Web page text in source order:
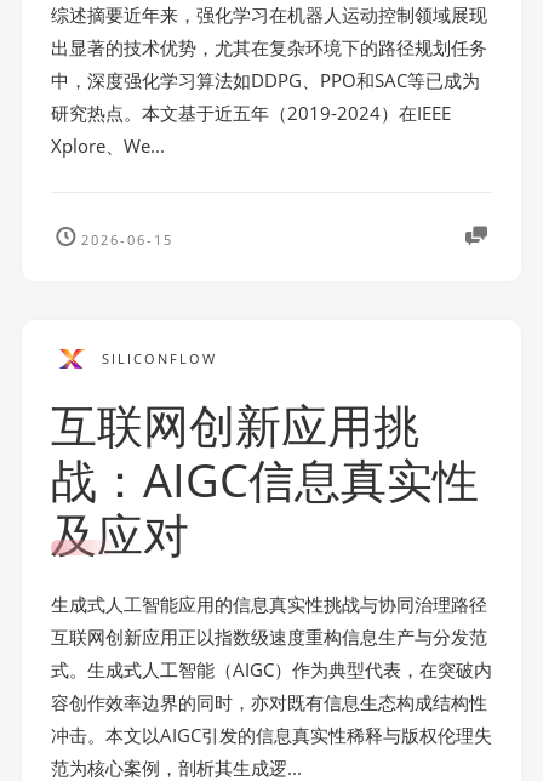
综述摘要近年来，强化学习在机器人运动控制领域展现
出显著的技术优势，尤其在复杂环境下的路径规划任务
中，深度强化学习算法如DDPG、PPO和SAC等已成为
研究热点。本文基于近五年（2019-2024）在IEEE
Xplore、We...
2026-06-15
SILICONFLOW
互联网创新应用挑
战：AIGC信息真实性
及应对
生成式人工智能应用的信息真实性挑战与协同治理路径
互联网创新应用正以指数级速度重构信息生产与分发范
式。生成式人工智能（AIGC）作为典型代表，在突破内
容创作效率边界的同时，亦对既有信息生态构成结构性
冲击。本文以AIGC引发的信息真实性稀释与版权伦理失
范为核心案例，剖析其生成逻...